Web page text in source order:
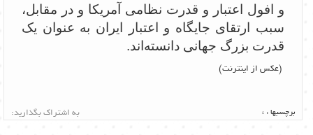
و افول اعتبار و قدرت نظامی آمریکا و در مقابل،
سبب ارتقای جایگاه و اعتبار ایران به عنوان یک
قدرت بزرگ جهانی دانسته‌اند.
(عکس از اینترنت)
برچسبها : ، به اشتراک بگذارید: